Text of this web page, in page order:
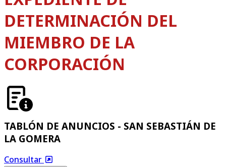
DETERMINACIÓN DEL
MIEMBRO DE LA
CORPORACIÓN
TABLÓN DE ANUNCIOS - SAN SEBASTIÁN DE
LA GOMERA
Consultar